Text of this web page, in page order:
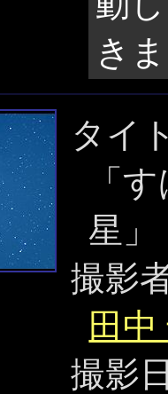
き
タイ
「
星」
撮影
田
撮影